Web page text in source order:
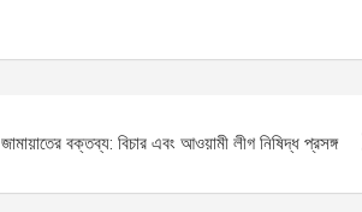
জামায়াতের বক্তব্য: বিচার এবং আওয়ামী লীগ নিষিদ্ধ প্রসঙ্গ